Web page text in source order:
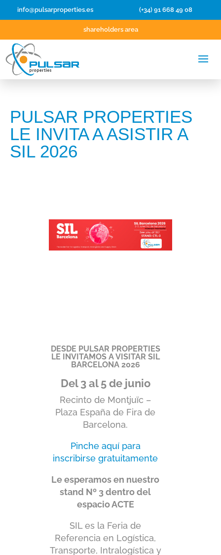
info@pulsarproperties.es (+34) 91 668 49 08
shareholders area
PULSAR PROPERTIES
LE INVITA A ASISTIR A
SIL 2026
DESDE PULSAR PROPERTIES
LE INVITAMOS A VISITAR SIL
BARCELONA 2026
Del 3 al 5 de junio
Recinto de Montjuïc –
Plaza España de Fira de
Barcelona.
Pinche aquí para
inscribirse gratuitamente
Le esperamos en nuestro
stand Nº 3 dentro del
espacio ACTE
SIL es la Feria de
Referencia en Logística,
Transporte, Intralogística y